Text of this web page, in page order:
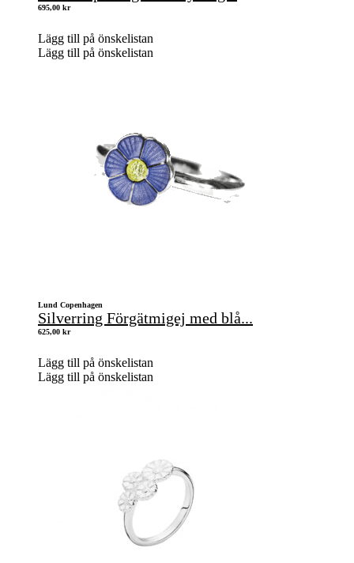
695,00 kr
Lägg till på önskelistan
Lägg till på önskelistan
Lund Copenhagen
Silverring Förgätmigej med blå...
625,00 kr
Lägg till på önskelistan
Lägg till på önskelistan